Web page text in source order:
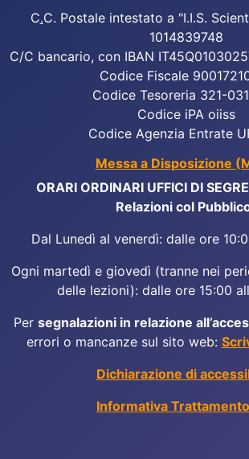
C.C. Postale intestato a "I.I.S.
1014839748
C/C bancario, con IBAN
Codice Fiscale
Codice Tesoreria 321-
Codice iPA oiiss
Codice Agenzia Entrate
Messa a Disposizione
ORARI ORDINARI UFFICI DI
Relazioni col
Dal Lunedì al venerdì: dalle ore
Ogni martedì e giovedì (tranne nei
delle lezioni): dalle ore 15:00
Per segnalazioni in relazione
errori o mancanze sul sito web:
Dichiarazione di
Informativa